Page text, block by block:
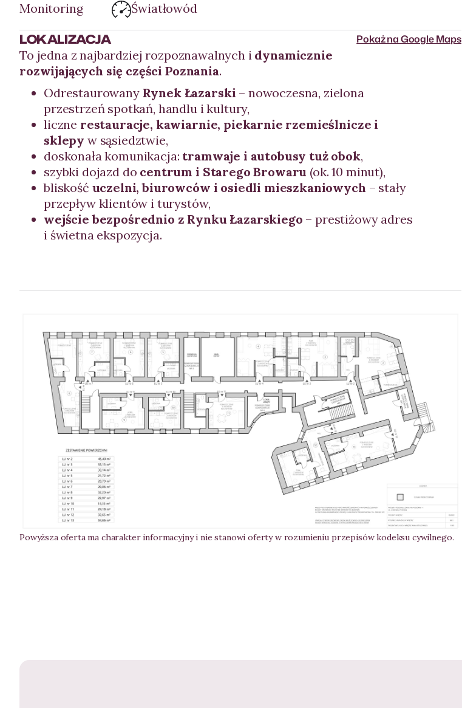
Monitoring Światłowód
LOKALIZACJA Pokaż na Google Maps
To jedna z najbardziej rozpoznawalnych i dynamicznie
rozwijających się części Poznania.
Odrestaurowany Rynek Łazarski – nowoczesna, zielona
przestrzeń spotkań, handlu i kultury,
liczne restauracje, kawiarnie, piekarnie rzemieślnicze i
sklepy w sąsiedztwie,
doskonała komunikacja: tramwaje i autobusy tuż obok,
szybki dojazd do centrum i Starego Browaru (ok. 10 minut),
bliskość uczelni, biurowców i osiedli mieszkaniowych – stały
przepływ klientów i turystów,
wejście bezpośrednio z Rynku Łazarskiego – prestiżowy adres
i świetna ekspozycja.
Powyższa oferta ma charakter informacyjny i nie stanowi oferty w rozumieniu przepisów kodeksu cywilnego.